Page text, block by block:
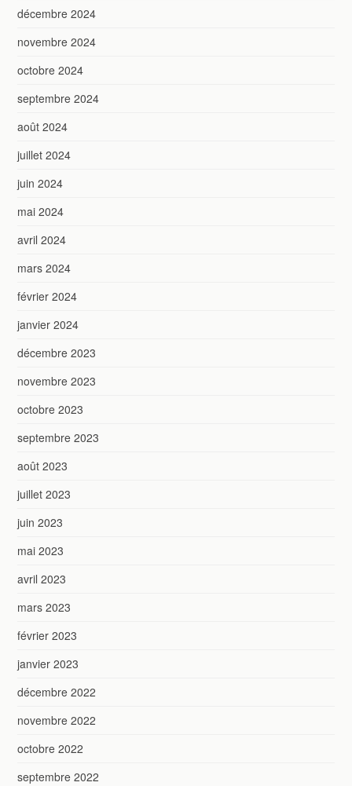
décembre 2024
novembre 2024
octobre 2024
septembre 2024
août 2024
juillet 2024
juin 2024
mai 2024
avril 2024
mars 2024
février 2024
janvier 2024
décembre 2023
novembre 2023
octobre 2023
septembre 2023
août 2023
juillet 2023
juin 2023
mai 2023
avril 2023
mars 2023
février 2023
janvier 2023
décembre 2022
novembre 2022
octobre 2022
septembre 2022